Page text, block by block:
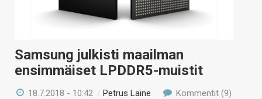
Samsung julkisti maailman
ensimmäiset LPDDR5-muistit
18.7.2018 - 10:42 /Petrus Laine Kommentit (9)